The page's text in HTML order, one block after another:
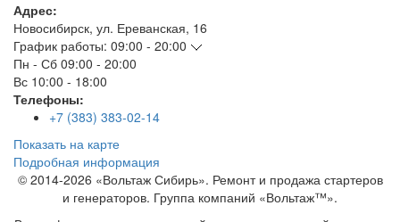
Адрес:
Новосибирск, ул. Ереванская, 16
График работы: 09:00 - 20:00
Пн - Сб 09:00 - 20:00
Вс 10:00 - 18:00
Телефоны:
+7 (383) 383-02-14
Показать на карте
Подробная информация
© 2014-2026 «Вольтаж Сибирь». Ремонт и продажа стартеров
и генераторов. Группа компаний «Вольтаж™».